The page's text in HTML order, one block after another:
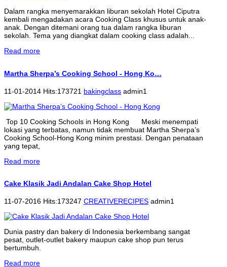
Dalam rangka menyemarakkan liburan sekolah Hotel Ciputra
kembali mengadakan acara Cooking Class khusus untuk anak-
anak. Dengan ditemani orang tua dalam rangka liburan
sekolah. Tema yang diangkat dalam cooking class adalah...
Read more
Martha Sherpa’s Cooking School - Hong Ko…
11-01-2014 Hits:173721 bakingclass admin1
Top 10 Cooking Schools in Hong Kong Meski menempati
lokasi yang terbatas, namun tidak membuat Martha Sherpa’s
Cooking School-Hong Kong minim prestasi. Dengan penataan
yang tepat,
Read more
Cake Klasik Jadi Andalan Cake Shop Hotel
11-07-2016 Hits:173247 CREATIVERECIPES admin1
Dunia pastry dan bakery di Indonesia berkembang sangat
pesat, outlet-outlet bakery maupun cake shop pun terus
bertumbuh.
Read more